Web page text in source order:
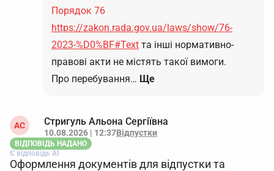
Порядок 76
https://zakon.rada.gov.ua/laws/show/76-
2023-%D0%BF#Text та інші нормативно-
правові акти не містять такої вимоги.
Про перебування… Ще
АС Стригуль Альона Сергіївна
10.08.2026 | 12:37Відпустки
ВІДПОВІДЬ НАДАНО
Є відповідь АІ
Оформлення документів для відпустки та